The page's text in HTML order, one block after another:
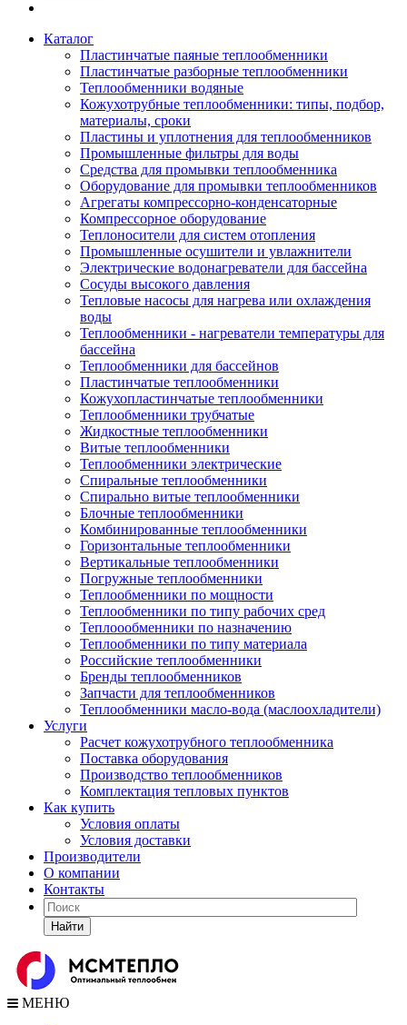
Каталог
Пластинчатые паяные теплообменники
Пластинчатые разборные теплообменники
Теплообменники водяные
Кожухотрубные теплообменники: типы, подбор,
материалы, сроки
Пластины и уплотнения для теплообменников
Промышленные фильтры для воды
Средства для промывки теплообменника
Оборудование для промывки теплообменников
Агрегаты компрессорно-конденсаторные
Компрессорное оборудование
Теплоносители для систем отопления
Промышленные осушители и увлажнители
Электрические водонагреватели для бассейна
Сосуды высокого давления
Тепловые насосы для нагрева или охлаждения
воды
Теплообменники - нагреватели температуры для
бассейна
Теплообменники для бассейнов
Пластинчатые теплообменники
Кожухопластинчатые теплообменники
Теплообменники трубчатые
Жидкостные теплообменники
Витые теплообменники
Теплообменники электрические
Спиральные теплообменники
Спирально витые теплообменники
Блочные теплообменники
Комбинированные теплообменники
Горизонтальные теплообменники
Вертикальные теплообменники
Погружные теплообменники
Теплообменники по мощности
Теплообменники по типу рабочих сред
Теплоообменники по назначению
Теплообменники по типу материала
Российские теплообменники
Бренды теплообменников
Запчасти для теплообменников
Теплообменники масло-вода (маслоохладители)
Услуги
Расчет кожухотрубного теплообменника
Поставка оборудования
Производство теплообменников
Комплектация тепловых пунктов
Как купить
Условия оплаты
Условия доставки
Производители
О компании
Контакты
Найти
МЕНЮ